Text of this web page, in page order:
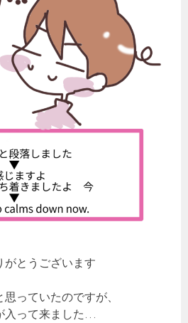
がとうございます
っていたのですが、
入って来ました…